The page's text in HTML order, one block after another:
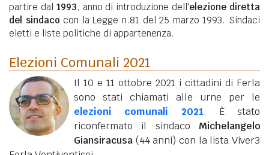
partire dal 1993, anno di introduzione dell'elezione diretta
del sindaco con la Legge n.81 del 25 marzo 1993. Sindaci
eletti e liste politiche di appartenenza.
Elezioni Comunali 2021
Il 10 e 11 ottobre 2021 i cittadini di Ferla
sono stati chiamati alle urne per le
elezioni comunali 2021. È stato
riconfermato il sindaco Michelangelo
Giansiracusa (44 anni) con la lista Viver3